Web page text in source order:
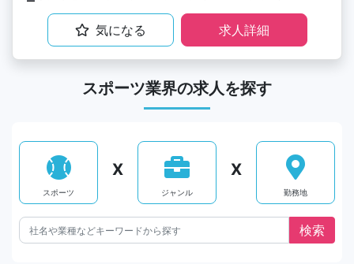
気になる 求人詳細
スポーツ業界の求人を探す
スポーツ
X
ジャンル
X
勤務地